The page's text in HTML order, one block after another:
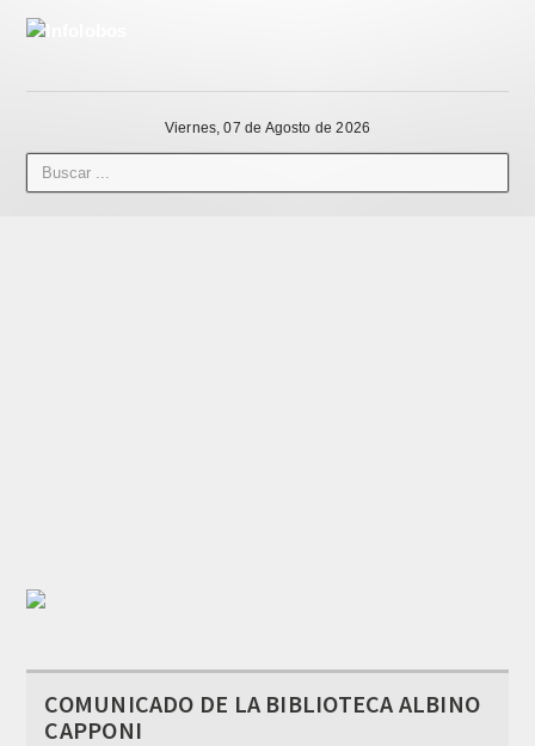
Viernes, 07 de Agosto de 2026
COMUNICADO DE LA BIBLIOTECA ALBINO
CAPPONI